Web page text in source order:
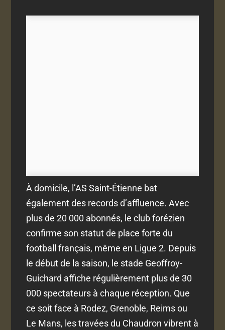
À domicile, l’AS Saint-Étienne bat
également des records d’affluence. Avec
plus de 20 000 abonnés, le club forézien
confirme son statut de place forte du
football français, même en Ligue 2. Depuis
le début de la saison, le stade Geoffroy-
Guichard affiche régulièrement plus de 30
000 spectateurs à chaque réception. Que
ce soit face à Rodez, Grenoble, Reims ou
Le Mans, les travées du Chaudron vibrent à